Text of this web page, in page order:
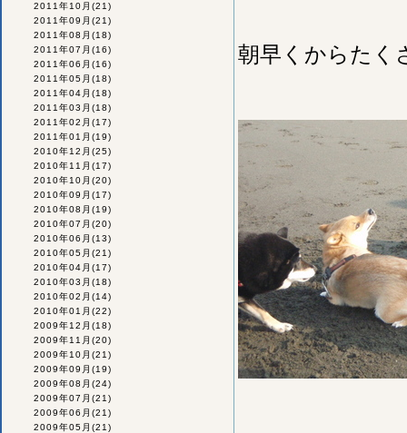
2011年10月 (21)
2011年09月 (21)
2011年08月 (18)
2011年07月 (16)
2011年06月 (16)
2011年05月 (18)
2011年04月 (18)
2011年03月 (18)
2011年02月 (17)
2011年01月 (19)
2010年12月 (25)
2010年11月 (17)
2010年10月 (20)
2010年09月 (17)
2010年08月 (19)
2010年07月 (20)
2010年06月 (13)
2010年05月 (21)
2010年04月 (17)
2010年03月 (18)
2010年02月 (14)
2010年01月 (22)
2009年12月 (18)
2009年11月 (20)
2009年10月 (21)
2009年09月 (19)
2009年08月 (24)
2009年07月 (21)
2009年06月 (21)
2009年05月 (21)
朝早くからたく